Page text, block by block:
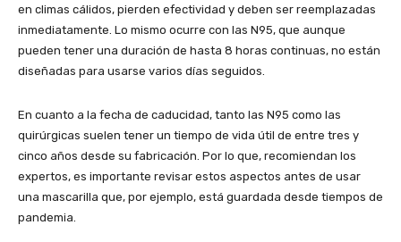
en climas cálidos, pierden efectividad y deben ser reemplazadas
inmediatamente. Lo mismo ocurre con las N95, que aunque
pueden tener una duración de hasta 8 horas continuas, no están
diseñadas para usarse varios días seguidos.
En cuanto a la fecha de caducidad, tanto las N95 como las
quirúrgicas suelen tener un tiempo de vida útil de entre tres y
cinco años desde su fabricación. Por lo que, recomiendan los
expertos, es importante revisar estos aspectos antes de usar
una mascarilla que, por ejemplo, está guardada desde tiempos de
pandemia.